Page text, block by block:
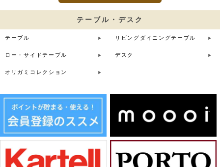
テーブル・デスク
テーブル リビングダイニングテーブル
ロー・サイドテーブル デスク
オリガミコレクション